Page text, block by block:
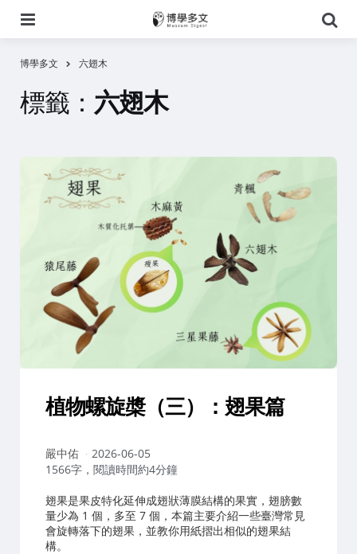
尋
博學多文 六翅木
標籤： 六翅木
植物螺旋槳（三）：翅果篇
作
者：
嚴中佑
2026-06-05
1566字，閱讀時間約4分鐘
翅果是果皮特化延伸成翅狀薄膜結構的果實，翅膀數
量少為 1 個，多至 7 個，本篇主要介紹一些臺灣常見
會旋轉落下的翅果，並教你用紙摺出相似的翅果結
構。